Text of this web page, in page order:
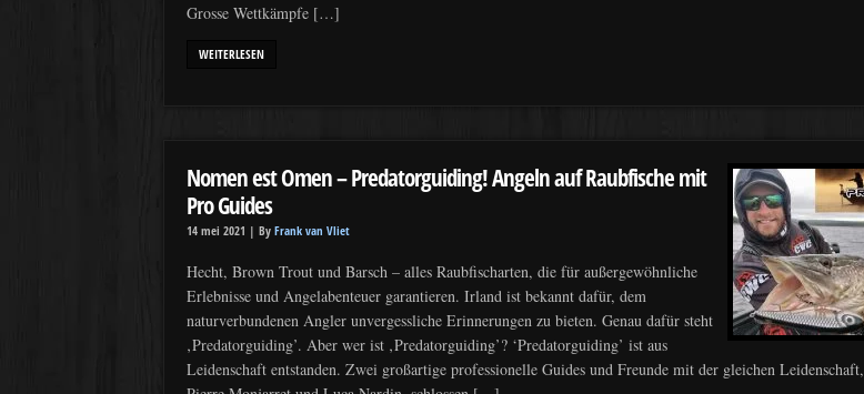
Grosse Wettkämpfe […]
WEITERLESEN
Nomen est Omen – Predatorguiding! Angeln auf Raubfische mit
Pro Guides
14 mei 2021 | By Frank van Vliet
Hecht, Brown Trout und Barsch – alles Raubfischarten, die für außergewöhnliche
Erlebnisse und Angelabenteuer garantieren. Irland ist bekannt dafür, dem
naturverbundenen Angler unvergessliche Erinnerungen zu bieten. Genau dafür steht
‚Predatorguiding’. Aber wer ist ‚Predatorguiding’? ‘Predatorguiding’ ist aus
Leidenschaft entstanden. Zwei großartige professionelle Guides und Freunde mit der gleichen Leidenschaft,